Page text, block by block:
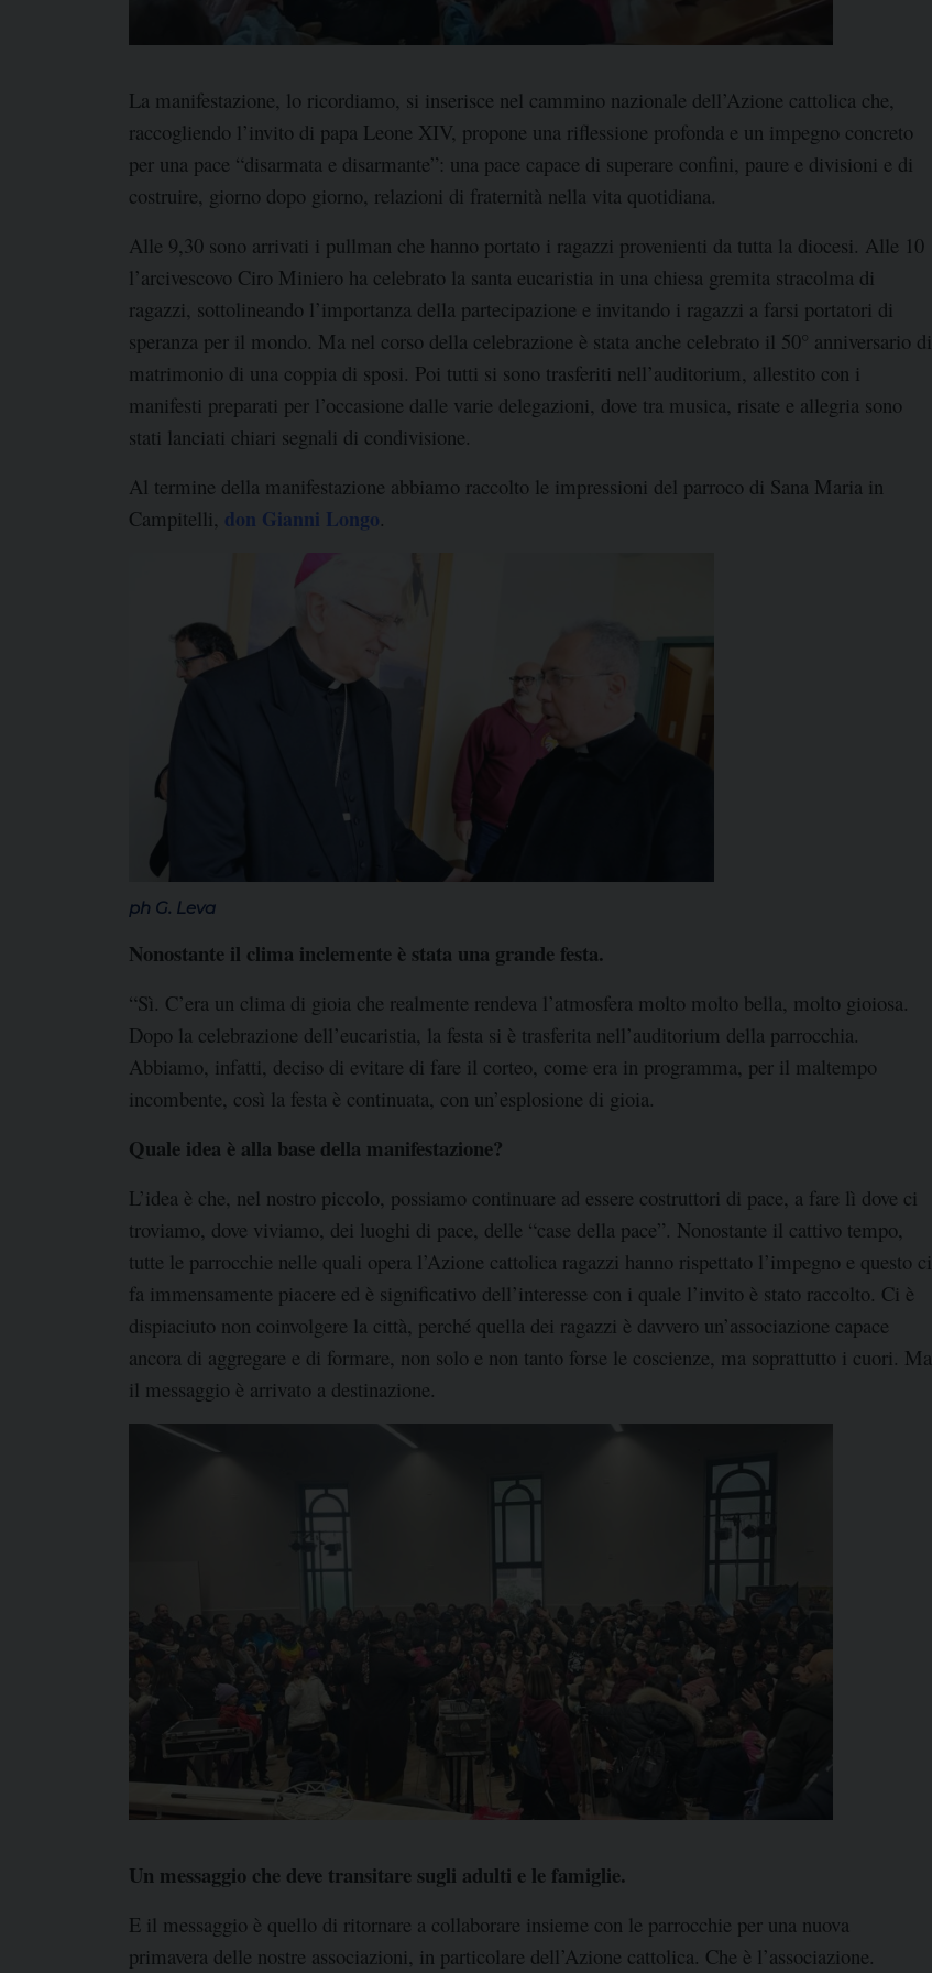
La manifestazione, lo ricordiamo, si inserisce nel cammino nazionale dell’Azione cattolica che,
raccogliendo l’invito di papa Leone XIV, propone una riflessione profonda e un impegno concreto
per una pace “disarmata e disarmante”: una pace capace di superare confini, paure e divisioni e di
costruire, giorno dopo giorno, relazioni di fraternità nella vita quotidiana.
Alle 9,30 sono arrivati i pullman che hanno portato i ragazzi provenienti da tutta la diocesi. Alle 10
l’arcivescovo Ciro Miniero ha celebrato la santa eucaristia in una chiesa gremita stracolma di
ragazzi, sottolineando l’importanza della partecipazione e invitando i ragazzi a farsi portatori di
speranza per il mondo. Ma nel corso della celebrazione è stata anche celebrato il 50° anniversario di
matrimonio di una coppia di sposi. Poi tutti si sono trasferiti nell’auditorium, allestito con i
manifesti preparati per l’occasione dalle varie delegazioni, dove tra musica, risate e allegria sono
stati lanciati chiari segnali di condivisione.
Al termine della manifestazione abbiamo raccolto le impressioni del parroco di Sana Maria in
Campitelli, don Gianni Longo.
ph G. Leva
Nonostante il clima inclemente è stata una grande festa.
“Sì. C’era un clima di gioia che realmente rendeva l’atmosfera molto molto bella, molto gioiosa.
Dopo la celebrazione dell’eucaristia, la festa si è trasferita nell’auditorium della parrocchia.
Abbiamo, infatti, deciso di evitare di fare il corteo, come era in programma, per il maltempo
incombente, così la festa è continuata, con un’esplosione di gioia.
Quale idea è alla base della manifestazione?
L’idea è che, nel nostro piccolo, possiamo continuare ad essere costruttori di pace, a fare lì dove ci
troviamo, dove viviamo, dei luoghi di pace, delle “case della pace”. Nonostante il cattivo tempo,
tutte le parrocchie nelle quali opera l’Azione cattolica ragazzi hanno rispettato l’impegno e questo ci
fa immensamente piacere ed è significativo dell’interesse con i quale l’invito è stato raccolto. Ci è
dispiaciuto non coinvolgere la città, perché quella dei ragazzi è davvero un’associazione capace
ancora di aggregare e di formare, non solo e non tanto forse le coscienze, ma soprattutto i cuori. Ma
il messaggio è arrivato a destinazione.
Un messaggio che deve transitare sugli adulti e le famiglie.
E il messaggio è quello di ritornare a collaborare insieme con le parrocchie per una nuova
primavera delle nostre associazioni, in particolare dell’Azione cattolica. Che è l’associazione.